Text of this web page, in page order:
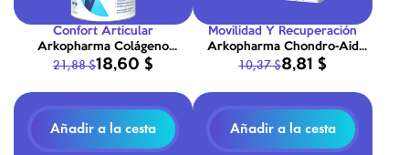
Confort Articular
Arkopharma Colágeno
Articulaciones & Músculos
21,88 $18,60 $
Movilidad Y Recuperación
Arkopharma Chondro-Aid
Flash Caps 10 cápsulas
10,37 $8,81 $
Añadir a la cesta Añadir a la cesta